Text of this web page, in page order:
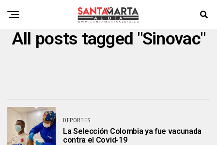
All posts tagged "Sinovac"
DEPORTES
La Selección Colombia ya fue vacunada
contra el Covid-19